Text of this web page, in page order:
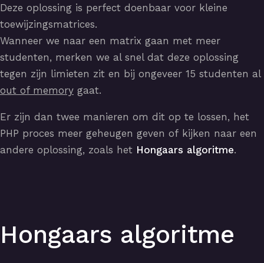
Deze oplossing is perfect doenbaar voor kleine
toewijzingsmatrices.
Wanneer we naar een matrix gaan met meer
studenten, merken we al snel dat deze oplossing
tegen zijn limieten zit en bij ongeveer 15 studenten al
out of memory gaat.
Er zijn dan twee manieren om dit op te lossen, het
PHP proces meer geheugen geven of kijken naar een
andere oplossing, zoals het Hongaars algoritme.
Hongaars algoritme